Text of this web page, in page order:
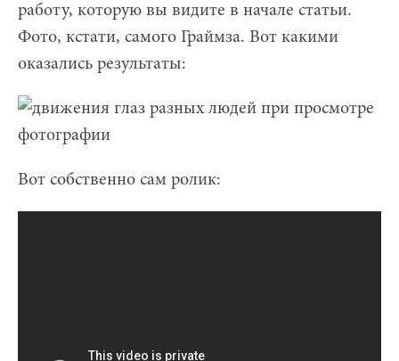
работу, которую вы видите в начале статьи.
Фото, кстати, самого Граймза. Вот какими
оказались результаты:
Вот собственно сам ролик: